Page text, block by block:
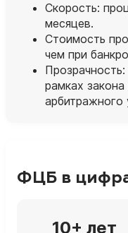
Скорость:
месяцев.
Стоимость
чем при
рамках
ФЦБ в
10+ лет